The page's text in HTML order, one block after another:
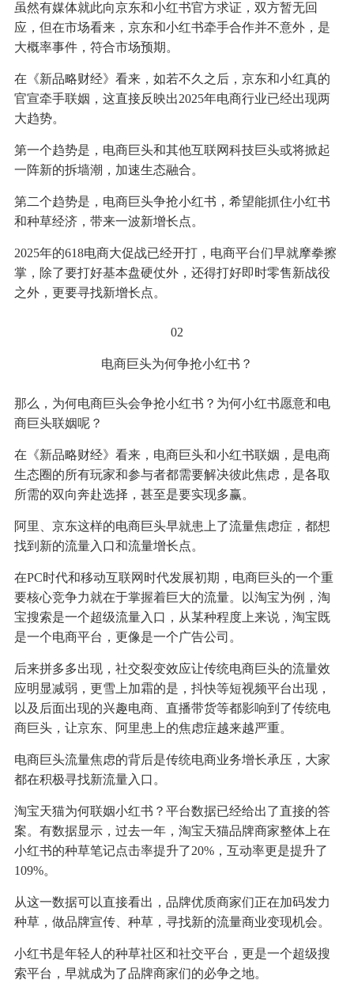
虽然有媒体就此向京东和小红书官方求证，双方暂无回
应，但在市场看来，京东和小红书牵手合作并不意外，是
大概率事件，符合市场预期。
在《新品略财经》看来，如若不久之后，京东和小红真的
官宣牵手联姻，这直接反映出2025年电商行业已经出现两
大趋势。
第一个趋势是，电商巨头和其他互联网科技巨头或将掀起
一阵新的拆墙潮，加速生态融合。
第二个趋势是，电商巨头争抢小红书，希望能抓住小红书
和种草经济，带来一波新增长点。
2025年的618电商大促战已经开打，电商平台们早就摩拳擦
掌，除了要打好基本盘硬仗外，还得打好即时零售新战役
之外，更要寻找新增长点。
02
电商巨头为何争抢小红书？
那么，为何电商巨头会争抢小红书？为何小红书愿意和电
商巨头联姻呢？
在《新品略财经》看来，电商巨头和小红书联姻，是电商
生态圈的所有玩家和参与者都需要解决彼此焦虑，是各取
所需的双向奔赴选择，甚至是要实现多赢。
阿里、京东这样的电商巨头早就患上了流量焦虑症，都想
找到新的流量入口和流量增长点。
在PC时代和移动互联网时代发展初期，电商巨头的一个重
要核心竞争力就在于掌握着巨大的流量。以淘宝为例，淘
宝搜索是一个超级流量入口，从某种程度上来说，淘宝既
是一个电商平台，更像是一个广告公司。
后来拼多多出现，社交裂变效应让传统电商巨头的流量效
应明显减弱，更雪上加霜的是，抖快等短视频平台出现，
以及后面出现的兴趣电商、直播带货等都影响到了传统电
商巨头，让京东、阿里患上的焦虑症越来越严重。
电商巨头流量焦虑的背后是传统电商业务增长承压，大家
都在积极寻找新流量入口。
淘宝天猫为何联姻小红书？平台数据已经给出了直接的答
案。有数据显示，过去一年，淘宝天猫品牌商家整体上在
小红书的种草笔记点击率提升了20%，互动率更是提升了
109%。
从这一数据可以直接看出，品牌优质商家们正在加码发力
种草，做品牌宣传、种草，寻找新的流量商业变现机会。
小红书是年轻人的种草社区和社交平台，更是一个超级搜
索平台，早就成为了品牌商家们的必争之地。